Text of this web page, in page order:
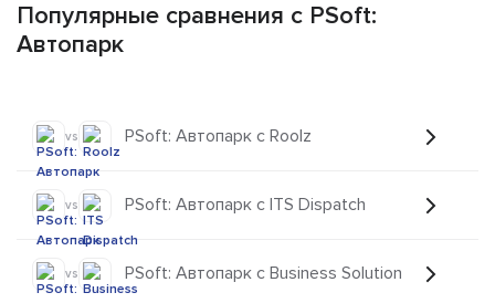
Популярные сравнения с PSoft:
Автопарк
vs PSoft: Автопарк с Roolz
vs PSoft: Автопарк с ITS Dispatch
vs PSoft: Автопарк с Business Solution